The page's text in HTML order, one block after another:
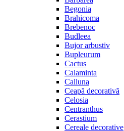
Begonia
Brahicoma
Brebenoc
Budleea
Bujor arbustiv
Bupleurum
Cactus
Calaminta
Calluna
Ceapă decorativă
Celosia
Centranthus
Cerastium
Cereale decorative